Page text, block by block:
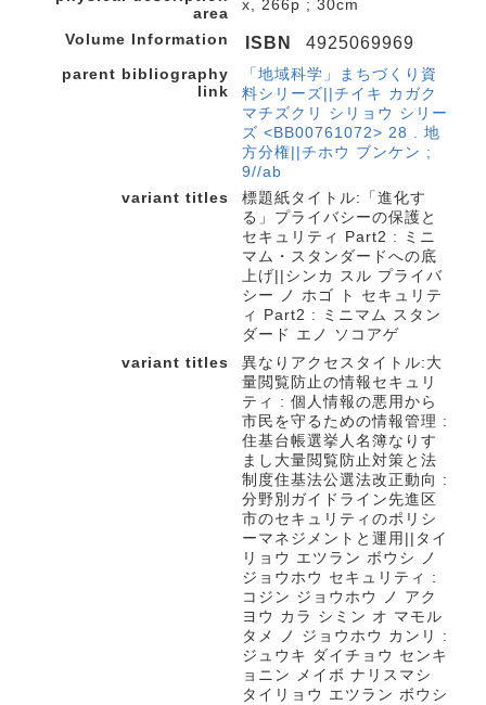
area
x, 266p ; 30cm
Volume Information
ISBN 4925069969
parent bibliography
link
「地域科学」まちづくり資
料シリーズ||チイキ カガク
マチズクリ シリョウ シリー
ズ <BB00761072> 28 . 地
方分権||チホウ ブンケン ;
9//ab
variant titles
標題紙タイトル:「進化す
る」プライバシーの保護と
セキュリティ Part2 : ミニ
マム・スタンダードへの底
上げ||シンカ スル プライバ
シー ノ ホゴ ト セキュリテ
ィ Part2 : ミニマム スタン
ダード エノ ソコアゲ
variant titles
異なりアクセスタイトル:大
量閲覧防止の情報セキュリ
ティ : 個人情報の悪用から
市民を守るための情報管理 :
住基台帳選挙人名簿なりす
まし大量閲覧防止対策と法
制度住基法公選法改正動向 :
分野別ガイドライン先進区
市のセキュリティのポリシ
ーマネジメントと運用||タイ
リョウ エツラン ボウシ ノ
ジョウホウ セキュリティ :
コジン ジョウホウ ノ アク
ヨウ カラ シミン オ マモル
タメ ノ ジョウホウ カンリ :
ジュウキ ダイチョウ センキ
ョニン メイボ ナリスマシ
タイリョウ エツラン ボウシ